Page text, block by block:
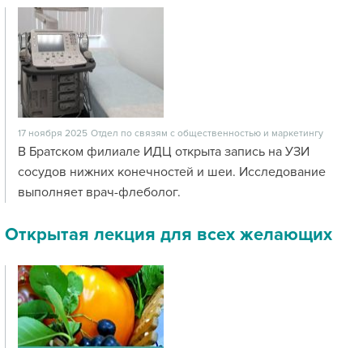
17 ноября 2025 Отдел по связям с общественностью и маркетингу
В Братском филиале ИДЦ открыта запись на УЗИ
сосудов нижних конечностей и шеи. Исследование
выполняет врач-флеболог.
Открытая лекция для всех желающих